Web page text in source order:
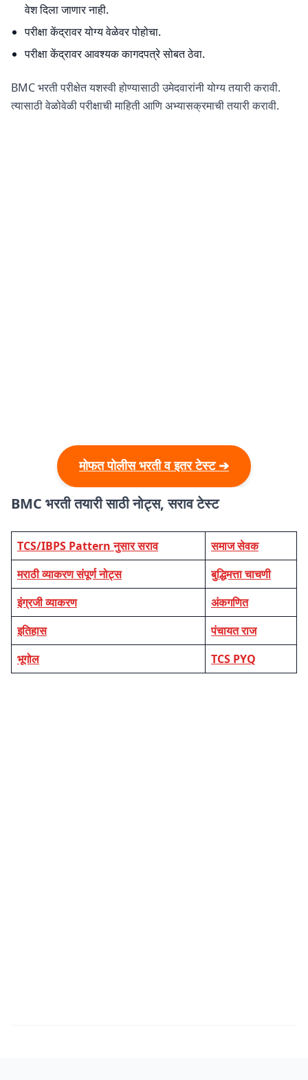
वेश दिला जाणार नाही.
परीक्षा केंद्रावर योग्य वेळेवर पोहोचा.
परीक्षा केंद्रावर आवश्यक कागदपत्रे सोबत ठेवा.
BMC भरती परीक्षेत यशस्वी होण्यासाठी उमेदवारांनी योग्य तयारी करावी.
त्यासाठी वेळोवेळी परीक्षाची माहिती आणि अभ्यासक्रमाची तयारी करावी.
मोफत पोलीस भरती व इतर टेस्ट ➔
BMC भरती तयारी साठी नोट्स, सराव टेस्ट
TCS/IBPS Pattern नुसार सराव
समाज सेवक
मराठी व्याकरण संपूर्ण नोट्स
बुद्धिमत्ता चाचणी
इंग्रजी व्याकरण
अंकगणित
इतिहास
पंचायत राज
भूगोल
TCS PYQ